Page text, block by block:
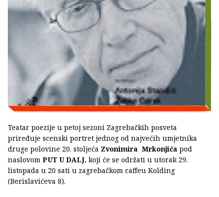
Teatar poezije u petoj sezoni Zagrebačkih posveta
priređuje scenski portret jednog od najvećih umjetnika
druge polovine 20. stoljeća Zvonimira Mrkonjića pod
naslovom PUT U DALJ, koji će se održati u utorak 29.
listopada u 20 sati u zagrebačkom caffeu Kolding
(Berislavićeva 8).